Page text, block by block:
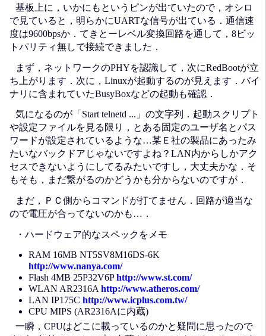
基板上に，いかにもというピンが出ていたので，オシロ
で見ていると，明らかにUARTな信号が出ている．通信速
度は9600bpsか．てきとーレベル変換回路を通して，8ビッ
トパリティ無しで接続できました．
まず，ネットワークのPHYを認識して，次にRedBootが立
ち上がります．次に，Linuxが起動するのが見えます．バイ
ナリに含まれていたBusyBoxなどの起動も確認．
気になるのが「Start telnetd ...」の文字列．起動スクリプト
や設定ファイルを見る限り，とある固定のユーザ名とパス
ワードが設定されているような…某Ｅ社の製品にあったみ
たいなバックドアじゃないですよね？LAN内からしかアク
セスできないようにしてるみたいですし，大丈夫かな．そ
もそも，まだ繋がるのかどうかも分からないのですが．
まだ，ＰＣ側からコマンドが打てません．回路が適当な
ので電圧が合ってないのかも…．
・ハードウェア的なスペックをメモ
RAM 16MB NT5SV8M16DS-6K
http://www.nanya.com/
Flash 4MB 25P32V6Phttp://www.st.com/
WLAN AR2316A http://www.atheros.com/
LAN IP175C http://www.icplus.com.tw/
CPU MIPS (AR2316Aに内蔵)
一瞬，CPUはどこに載っているのかと疑問に思ったので